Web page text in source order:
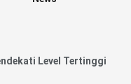
Level Tertinggi